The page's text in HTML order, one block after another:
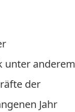
unter anderem
der
Jahr